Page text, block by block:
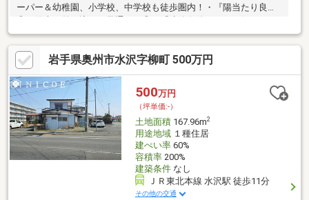
ーパー＆幼稚園、小学校、中学校も徒歩圏内！・『陽当たり良好
ウスメーカーで自分好みをカタチにできます♪◇◆エリア情報
◆◇・ウジエスーパー中里店…徒歩約6分・ファミリーマート中里
店…徒歩約4分・古川3第小学校…徒歩約16分・スケッチ保育園…徒
歩約8分◇◆そのほか各種ご相談承ります◆◇・住宅ローンのお
借入れ、銀行選びもフルサポートします♪・頭金0円での購入も可
能です♪お客様に最適なご提案をさせて頂きます！
岩手県奥州市水沢字柳町 500万円
500万円
（坪単価:-）
土地面積167.96m2
用途地域１種住居
建ぺい率60%
容積率200%
建築条件なし
ＪＲ東北本線 水沢駅 徒歩11分
その他の交通